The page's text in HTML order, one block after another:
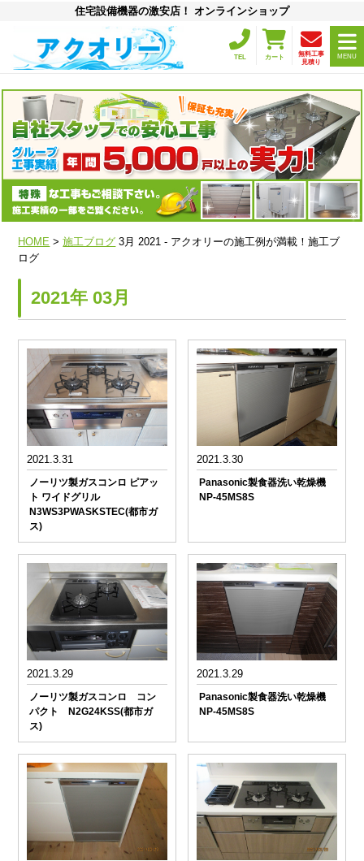
住宅設備機器の激安店！ オンラインショップ
TEL カート
無料工事
見積り
MENU
HOME >施工ブログ 3月 2021 - アクオリーの施工例が満載！施工ブ
ログ
2021年 03月
2021.3.31
ノーリツ製ガスコンロ ピアッ
ト ワイドグリル
N3WS3PWASKSTEC(都市ガ
ス)
2021.3.30
Panasonic製食器洗い乾燥機
NP-45MS8S
2021.3.29
ノーリツ製ガスコンロ コン
パクト N2G24KSS(都市ガ
ス)
2021.3.29
Panasonic製食器洗い乾燥機
NP-45MS8S